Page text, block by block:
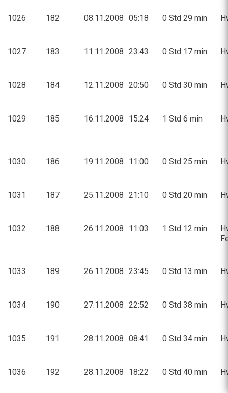
1026 182 08.11.2008 05:18 0 Std 29 min
1027 183 11.11.2008 23:43 0 Std 17 min
1028 184 12.11.2008 20:50 0 Std 30 min
1029 185 16.11.2008 15:24 1 Std 6 min
1030 186 19.11.2008 11:00 0 Std 25 min
1031 187 25.11.2008 21:10 0 Std 20 min
1032 188 26.11.2008 11:03 1 Std 12 min
1033 189 26.11.2008 23:45 0 Std 13 min
1034 190 27.11.2008 22:52 0 Std 38 min
1035 191 28.11.2008 08:41 0 Std 34 min
1036 192 28.11.2008 18:22 0 Std 40 min